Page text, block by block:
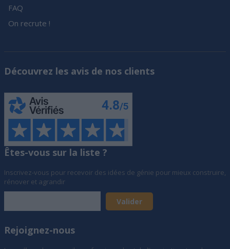
FAQ
On recrute !
Découvrez les avis de nos clients
Êtes-vous sur la liste ?
Inscrivez-vous pour recevoir des idées de génie pour mieux construire,
rénover et agrandir
Rejoignez-nous